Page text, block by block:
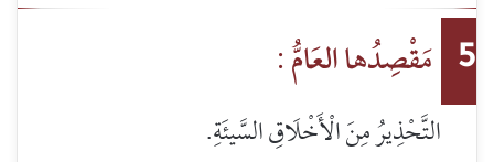
5 مَقْصِدُها العَامُّ :
التَّحْذِيرُ مِنَ الْأَخْلَاقِ السَّيئَةِ.